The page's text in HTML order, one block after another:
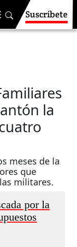
Suscríbete
la
meses de la
que
militares.
por la